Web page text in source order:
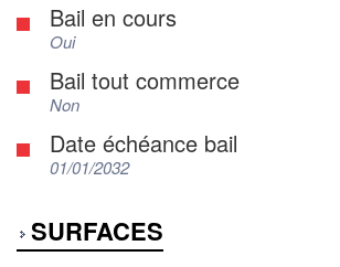
Bail en cours
Oui
Bail tout commerce
Non
Date échéance bail
01/01/2032
SURFACES